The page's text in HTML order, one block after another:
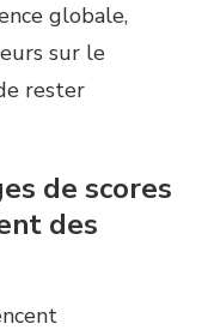
globale,
sur le
rester
de scores
des